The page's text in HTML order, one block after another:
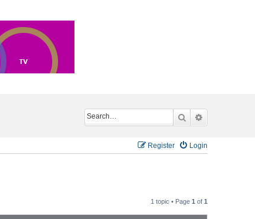
Search
Login
Register
1 topic • Page1 of1